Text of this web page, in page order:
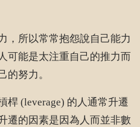
，所以常常抱怨說自己能力
可能是太注重自己的推力而
的努力。
桿 (leverage) 的人通常升遷
遷的因素是因為人而並非數